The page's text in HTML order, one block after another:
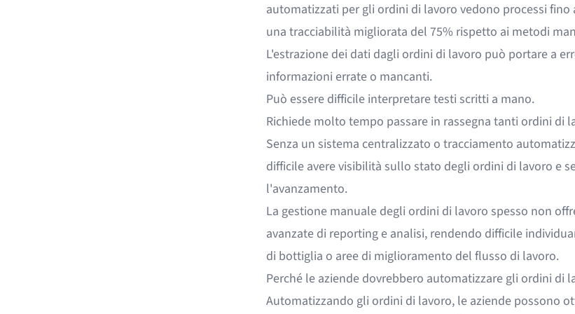
automatizzati per gli ordini di lavoro vedono processi fino
una tracciabilità migliorata del 75% rispetto ai metodi
L'estrazione dei dati dagli ordini di lavoro può portare a
informazioni errate o mancanti.
Può essere difficile interpretare testi scritti a mano.
Richiede molto tempo passare in rassegna tanti ordini di
Senza un sistema centralizzato o tracciamento
difficile avere visibilità sullo stato degli ordini di lavoro e
l'avanzamento.
La gestione manuale degli ordini di lavoro spesso non
avanzate di reporting e analisi, rendendo difficile
di bottiglia o aree di miglioramento del flusso di lavoro.
Perché le aziende dovrebbero automatizzare gli ordini di
Automatizzando gli ordini di lavoro, le aziende possono